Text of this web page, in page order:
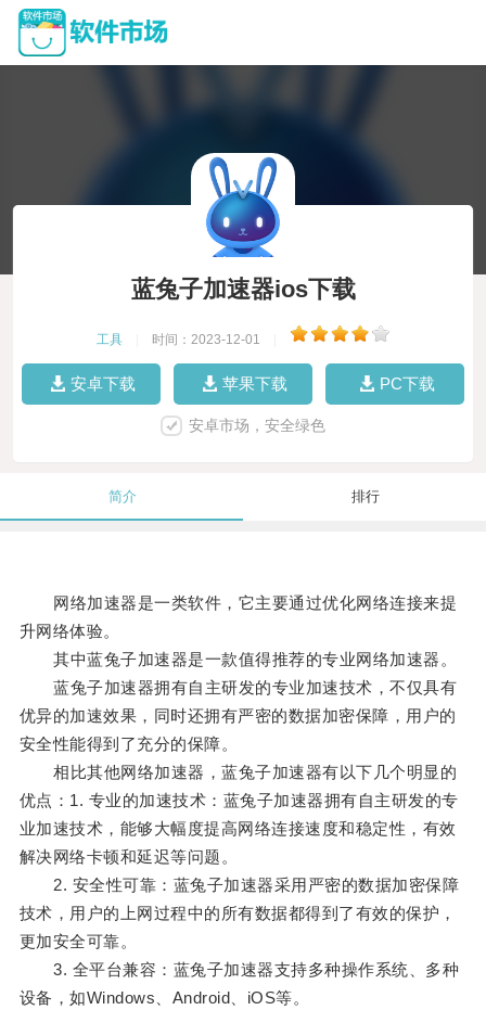
蓝兔子加速器ios下载
工具 时间：2023-12-01
安卓下载 苹果下载 PC下载
安卓市场，安全绿色
简介 排行
网络加速器是一类软件，它主要通过优化网络连接来提
升网络体验。
其中蓝兔子加速器是一款值得推荐的专业网络加速器。
蓝兔子加速器拥有自主研发的专业加速技术，不仅具有
优异的加速效果，同时还拥有严密的数据加密保障，用户的
安全性能得到了充分的保障。
相比其他网络加速器，蓝兔子加速器有以下几个明显的
优点：1. 专业的加速技术：蓝兔子加速器拥有自主研发的专
业加速技术，能够大幅度提高网络连接速度和稳定性，有效
解决网络卡顿和延迟等问题。
2. 安全性可靠：蓝兔子加速器采用严密的数据加密保障
技术，用户的上网过程中的所有数据都得到了有效的保护，
更加安全可靠。
3. 全平台兼容：蓝兔子加速器支持多种操作系统、多种
设备，如Windows、Android、iOS等。